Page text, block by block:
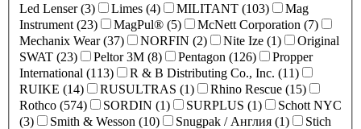
Led Lenser (3)
Limes (4) MILITANT (103)
Mag
Instrument (23)
MagPul® (5)
McNett Corporation (7)
Mechanix Wear (37)
NORFIN (2) Nite Ize (1)
Original
SWAT (23)
Peltor 3M (8) Pentagon (126)
Propper
International (113)
R & B Distributing Co., Inc. (11)
RUIKE (14)
RUSULTRAS (1)
Rhino Rescue (15)
Rothco (574)
SORDIN (1) SURPLUS (1)
Schott NYC
(3)
Smith & Wesson (10) Snugpak / Англия (1)
Stich